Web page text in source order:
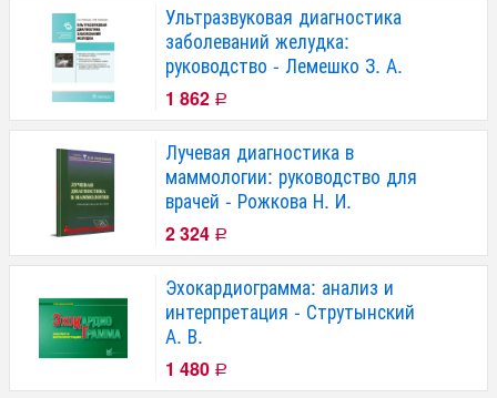
Ультразвуковая диагностика
заболеваний желудка:
руководство - Лемешко З. А.
1 862 Р
Лучевая диагностика в
маммологии: руководство для
врачей - Рожкова Н. И.
2 324 Р
Эхокардиограмма: анализ и
интерпретация - Струтынский
А. В.
1 480 Р